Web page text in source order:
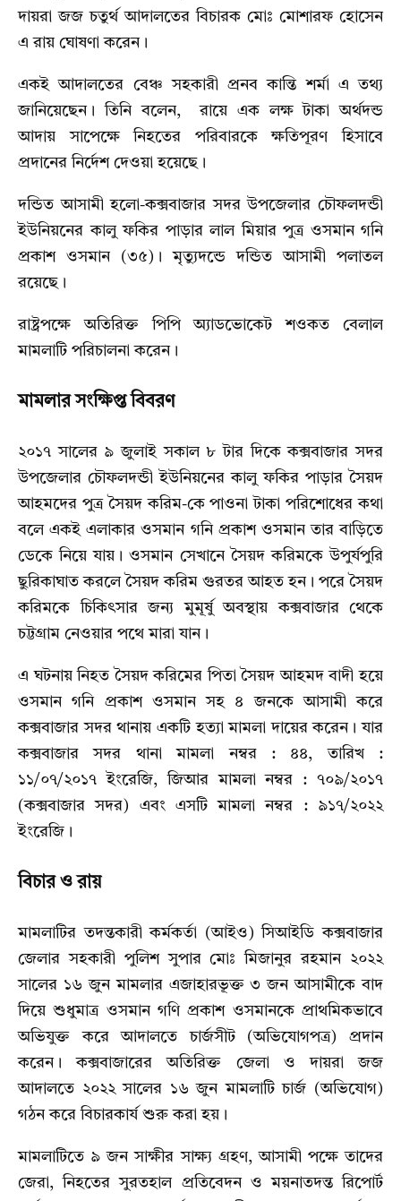
দায়রা জজ চতুর্থ আদালতের বিচারক মোঃ মোশারফ হোসেন
এ রায় ঘোষণা করেন।
একই আদালতের বেঞ্চ সহকারী প্রনব কান্তি শর্মা এ তথ্য
জানিয়েছেন। তিনি বলেন, রায়ে এক লক্ষ টাকা অর্থদন্ড
আদায় সাপেক্ষে নিহতের পরিবারকে ক্ষতিপূরণ হিসাবে
প্রদানের নির্দেশ দেওয়া হয়েছে।
দন্ডিত আসামী হলো-কক্সবাজার সদর উপজেলার চৌফলদন্ডী
ইউনিয়নের কালু ফকির পাড়ার লাল মিয়ার পুত্র ওসমান গনি
প্রকাশ ওসমান (৩৫)। মৃত্যুদন্ডে দন্ডিত আসামী পলাতল
রয়েছে।
রাষ্ট্রপক্ষে অতিরিক্ত পিপি অ্যাডভোকেট শওকত বেলাল
মামলাটি পরিচালনা করেন।
মামলার সংক্ষিপ্ত বিবরণ
২০১৭ সালের ৯ জুলাই সকাল ৮ টার দিকে কক্সবাজার সদর
উপজেলার চৌফলদন্ডী ইউনিয়নের কালু ফকির পাড়ার সৈয়দ
আহমদের পুত্র সৈয়দ করিম-কে পাওনা টাকা পরিশোধের কথা
বলে একই এলাকার ওসমান গনি প্রকাশ ওসমান তার বাড়িতে
ডেকে নিয়ে যায়। ওসমান সেখানে সৈয়দ করিমকে উপুর্যপুরি
ছুরিকাঘাত করলে সৈয়দ করিম গুরতর আহত হন। পরে সৈয়দ
করিমকে চিকিৎসার জন্য মুমূর্ষু অবস্থায় কক্সবাজার থেকে
চট্টগ্রাম নেওয়ার পথে মারা যান।
এ ঘটনায় নিহত সৈয়দ করিমের পিতা সৈয়দ আহমদ বাদী হয়ে
ওসমান গনি প্রকাশ ওসমান সহ ৪ জনকে আসামী করে
কক্সবাজার সদর থানায় একটি হত্যা মামলা দায়ের করেন। যার
কক্সবাজার সদর থানা মামলা নম্বর : ৪৪, তারিখ :
১১/০৭/২০১৭ ইংরেজি, জিআর মামলা নম্বর : ৭০৯/২০১৭
(কক্সবাজার সদর) এবং এসটি মামলা নম্বর : ৯১৭/২০২২
ইংরেজি।
বিচার ও রায়
মামলাটির তদন্তকারী কর্মকর্তা (আইও) সিআইডি কক্সবাজার
জেলার সহকারী পুলিশ সুপার মোঃ মিজানুর রহমান ২০২২
সালের ১৬ জুন মামলার এজাহারভূক্ত ৩ জন আসামীকে বাদ
দিয়ে শুধুমাত্র ওসমান গণি প্রকাশ ওসমানকে প্রাথমিকভাবে
অভিযুক্ত করে আদালতে চার্জসীট (অভিযোগপত্র) প্রদান
করেন। কক্সবাজারের অতিরিক্ত জেলা ও দায়রা জজ
আদালতে ২০২২ সালের ১৬ জুন মামলাটি চার্জ (অভিযোগ)
গঠন করে বিচারকার্য শুরু করা হয়।
মামলাটিতে ৯ জন সাক্ষীর সাক্ষ্য গ্রহণ, আসামী পক্ষে তাদের
জেরা, নিহতের সুরতহাল প্রতিবেদন ও ময়নাতদন্ত রিপোর্ট